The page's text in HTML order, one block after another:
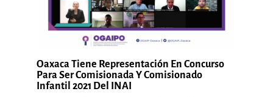
Oaxaca Tiene Representación En Concurso
Para Ser Comisionada Y Comisionado
Infantil 2021 Del INAI